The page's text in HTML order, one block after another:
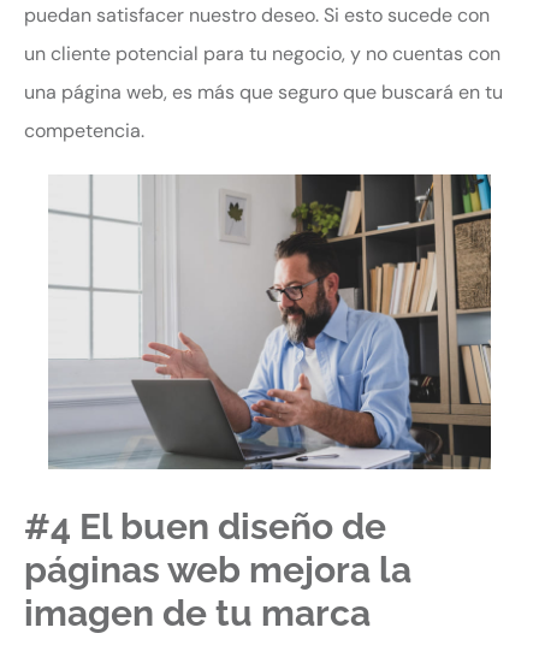
puedan satisfacer nuestro deseo. Si esto sucede con
un cliente potencial para tu negocio, y no cuentas con
una página web, es más que seguro que buscará en tu
competencia.
#4 El buen diseño de
páginas web mejora la
imagen de tu marca